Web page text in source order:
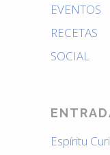
EVENTOS
RECETAS
SOCIAL
Espíritu